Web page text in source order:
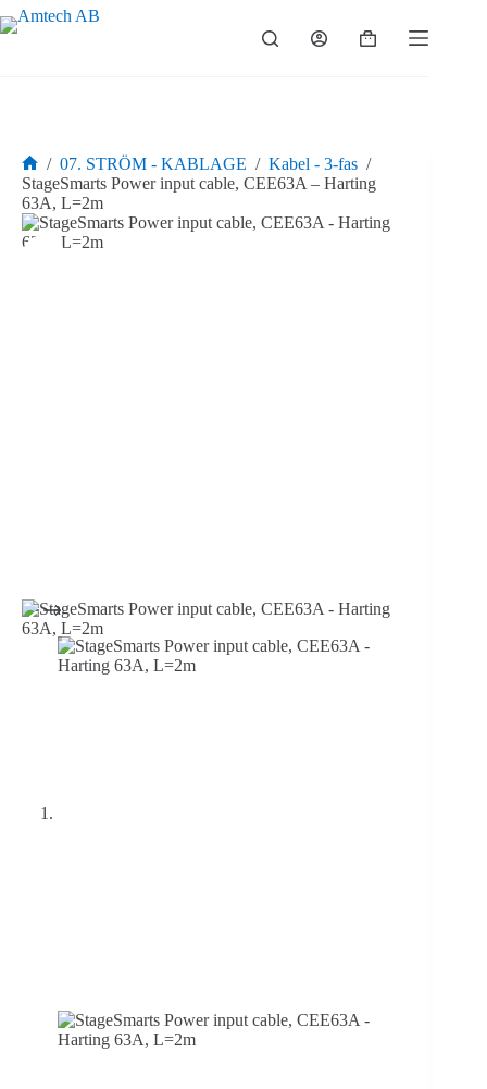
Hoppa
till
Varukorg
Hem
/ 07. STRÖM - KABLAGE / Kabel - 3-fas /
StageSmarts Power input cable, CEE63A – Harting
63A, L=2m